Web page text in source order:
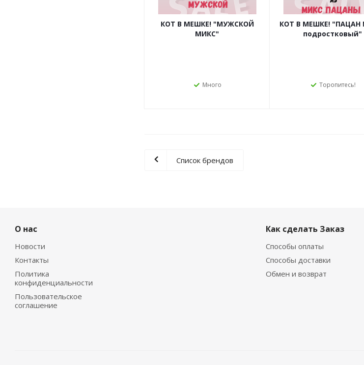
КОТ В МЕШКЕ! "МУЖСКОЙ
МИКС"
Много
КОТ В МЕШКЕ! "ПАЦАН
подростковый"
Торопитесь!
Список брендов
О нас
Новости
Контакты
Политика
конфиденциальности
Пользовательское
соглашение
Как сделать Заказ
Способы оплаты
Способы доставки
Обмен и возврат